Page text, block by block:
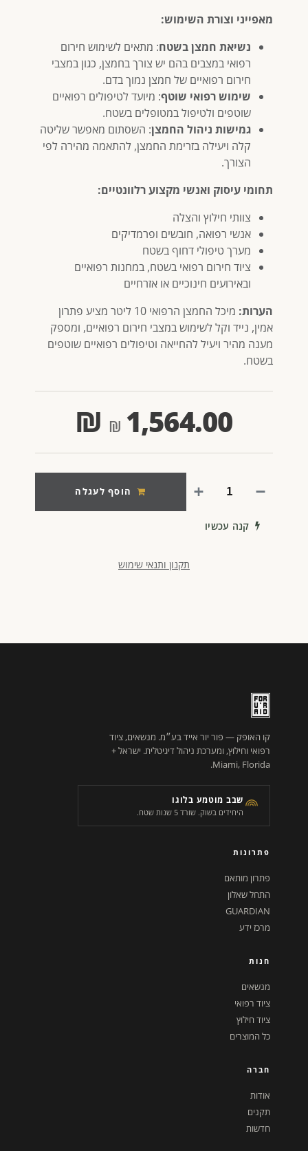
מאפייני וצורת השימוש:
נשיאת חמצן בשטח: מתאים לשימוש חירום
רפואי במצבים בהם יש צורך בחמצן, כגון במצבי
חירום רפואיים של חמצן נמוך בדם.
שימוש רפואי שוטף: מיועד לטיפולים רפואיים
שוטפים ולטיפול במטופלים בשטח.
גמישות ניהול החמצן: השסתום מאפשר שליטה
קלה ויעילה בזרימת החמצן, להתאמה מהירה לפי
הצורך.
תחומי עיסוק ואנשי מקצוע רלוונטיים:
צוותי חילוץ והצלה
אנשי רפואה, חובשים ופרמדיקים
מערך טיפולי דחוף בשטח
ציוד חירום רפואי בשטח, במחנות רפואיים
ובאירועים חינוכיים או אזרחיים
הערות:
מיכל החמצן הרפואי 10 ליטר מציע פתרון
אמין, נייד וקל לשימוש במצבי חירום רפואיים, ומספק
מענה מהיר ויעיל להחייאה וטיפולים רפואיים שוטפים
בשטח.
1,564.00
₪
הוסף לעגלה
קנה עכשיו
תקנון ותנאי שימוש
קו האופק — פור יור אייד בע״מ. מנשאים, ציוד
רפואי וחילוץ, ומערכת ניהול דיגיטלית. ישראל +
Miami, Florida.
שבב מוטמע בלוגו
היחידים בשוק. שורד 5 שנות שטח.
פתרונות
פתרון מותאם
התחל שאלון
GUARDIAN
מרכז ידע
חנות
מנשאים
ציוד רפואי
ציוד חילוץ
כל המוצרים
חברה
אודות
תקנים
חדשות